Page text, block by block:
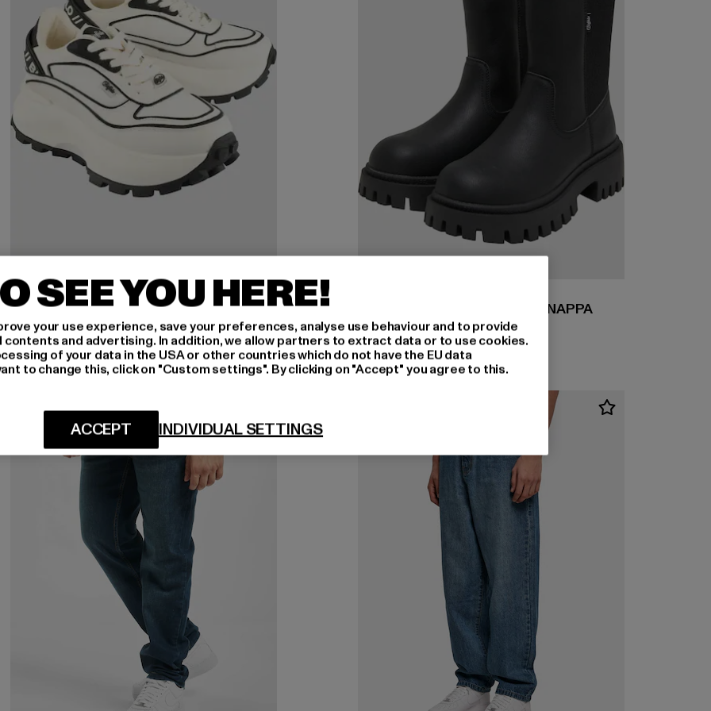
BUFFALO
Manhatten One
81,99 EUR
Derzeitiger Preis: 81,99 EUR
99,99 EURAktionspreis: 99,99 EUR
ZANOS CHELSEA HI - VEGAN NAPPA
45,89 EUR
Derzeitiger Preis: 45,89 EUR
89,99 EURAktionspreis: 89,99 EUR
-24%
SEE YOU HERE!
your use experience, save your preferences, analyse use behaviour and to provide
and advertising. In addition, we allow partners to extract data or to use cookies.
of your data in the USA or other countries which do not have the EU data
to change this, click on "Custom settings". By clicking on "Accept" you agree to this.
INDIVIDUAL SETTINGS
ACCEPT